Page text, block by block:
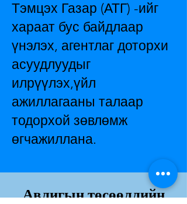
Тэмцэх Газар (АТГ) -ийг
хараат бус байдлаар
үнэлэх, агентлаг доторхи
асуудлуудыг
илрүүлэх,үйл
ажиллагааны талаар
тодорхой зөвлөмж
өгчажиллана.
Авлигын төсөөллийн